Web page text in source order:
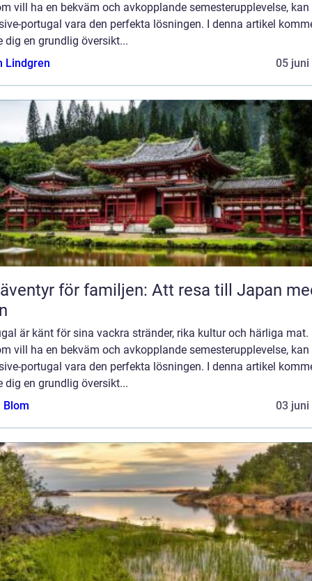
vill ha en bekväm och avkopplande semesterupplevelse, kan
portugal vara den perfekta lösningen. I denna artikel
dig en grundlig översikt...
Lindgren
05 juni
för familjen: Att resa till Japan
är känt för sina vackra stränder, rika kultur och härliga mat.
vill ha en bekväm och avkopplande semesterupplevelse, kan
portugal vara den perfekta lösningen. I denna artikel
dig en grundlig översikt...
Blom
03 juni